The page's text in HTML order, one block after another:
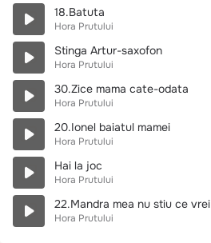
18.Batuta
Hora Prutului
Stinga Artur-saxofon
Hora Prutului
30.Zice mama cate-odata
Hora Prutului
20.Ionel baiatul mamei
Hora Prutului
Hai la joc
Hora Prutului
22.Mandra mea nu stiu ce vrei
Hora Prutului